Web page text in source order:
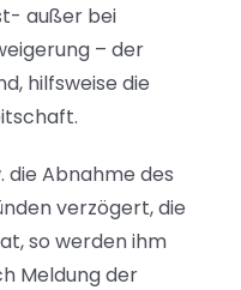
außer bei
– der
hilfsweise die
die Abnahme des
verzögert, die
so werden ihm
Meldung der